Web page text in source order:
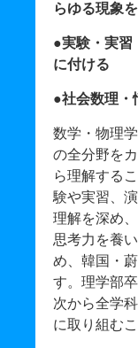
らゆる現象
●実験・実習
に付ける
●社会数理・
数学・物理
の全分野を
ら理解する
験や実習、
理解を深め
思考力を養
め、韓国・
す。理学部
次から全学
に取り組む